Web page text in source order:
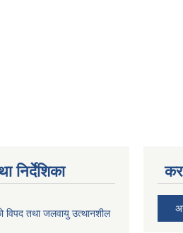
निर्देशिका
विपद तथा जलवायु उत्थानशील